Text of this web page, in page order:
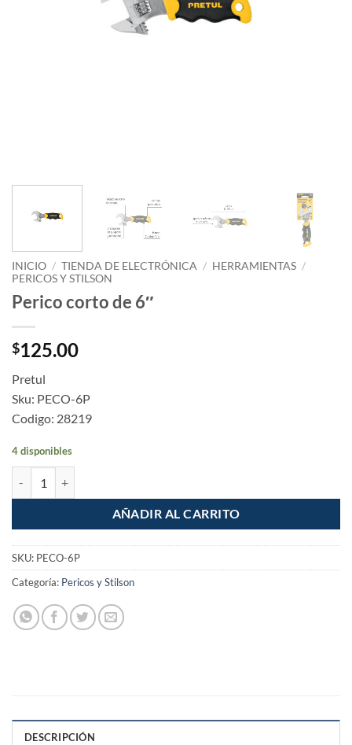
INICIO / TIENDA DE ELECTRÓNICA / HERRAMIENTAS /
PERICOS Y STILSON
Perico corto de 6″
$125.00
Pretul
Sku: PECO-6P
Codigo: 28219
4 disponibles
AÑADIR AL CARRITO
SKU: PECO-6P
Categoría: Pericos y Stilson
DESCRIPCIÓN